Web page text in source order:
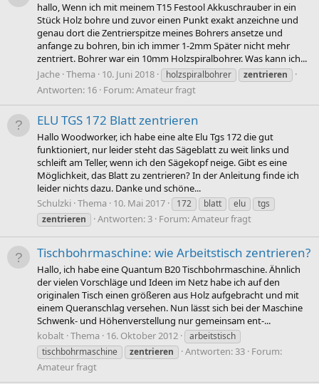
hallo, Wenn ich mit meinem T15 Festool Akkuschrauber in ein
Stück Holz bohre und zuvor einen Punkt exakt anzeichne und
genau dort die Zentrierspitze meines Bohrers ansetze und
anfange zu bohren, bin ich immer 1-2mm Später nicht mehr
zentriert. Bohrer war ein 10mm Holzspiralbohrer. Was kann ich...
Jache Thema 10. Juni 2018 holzspiralbohrer zentrieren
Antworten: 16 Forum:Amateur fragt
ELU TGS 172 Blatt zentrieren
Hallo Woodworker, ich habe eine alte Elu Tgs 172 die gut
funktioniert, nur leider steht das Sägeblatt zu weit links und
schleift am Teller, wenn ich den Sägekopf neige. Gibt es eine
Möglichkeit, das Blatt zu zentrieren? In der Anleitung finde ich
leider nichts dazu. Danke und schöne...
Schulzki Thema 10. Mai 2017 172 blatt elu
tgs
zentrieren
Antworten: 3 Forum:Amateur fragt
Tischbohrmaschine: wie Arbeitstisch zentrieren?
Hallo, ich habe eine Quantum B20 Tischbohrmaschine. Ähnlich
der vielen Vorschläge und Ideen im Netz habe ich auf den
originalen Tisch einen größeren aus Holz aufgebracht und mit
einem Queranschlag versehen. Nun lässt sich bei der Maschine
Schwenk- und Höhenverstellung nur gemeinsam ent-...
kobalt Thema 16. Oktober 2012
arbeitstisch
tischbohrmaschine
zentrieren Antworten: 33 Forum:
Amateur fragt